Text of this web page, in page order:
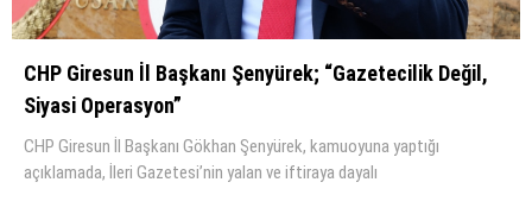
CHP Giresun İl Başkanı Şenyürek; “Gazetecilik Değil,
Siyasi Operasyon”
CHP Giresun İl Başkanı Gökhan Şenyürek, kamuoyuna yaptığı
açıklamada, İleri Gazetesi’nin yalan ve iftiraya dayalı